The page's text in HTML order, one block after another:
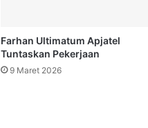
Farhan Ultimatum Apjatel
Tuntaskan Pekerjaan
9 Maret 2026